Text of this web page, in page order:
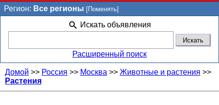
Регион: Все регионы [Поменять]
Искать объявления
Расширенный поиск
Домой >> Россия >> Москва >> Животные и растения >>
Растения